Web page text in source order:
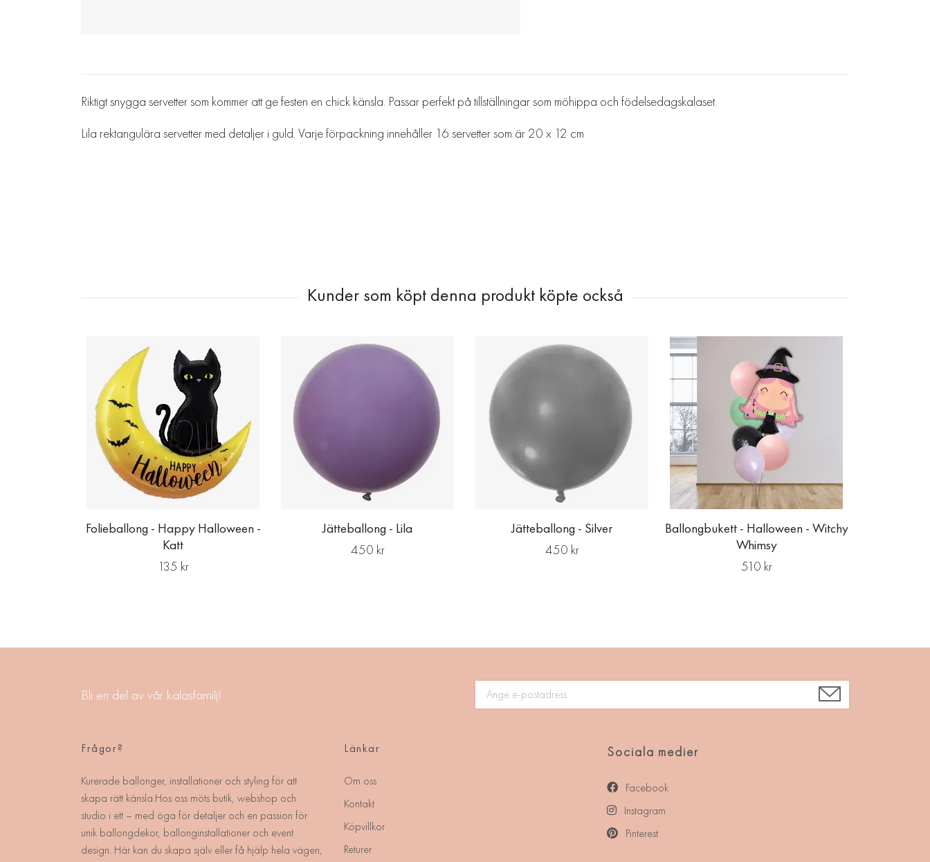
Riktigt snygga servetter som kommer att ge festen en chick känsla. Passar perfekt på tillställningar som möhippa och födelsedagskalaset.
Lila rektangulära servetter med detaljer i guld. Varje förpackning innehåller 16 servetter som är 20 x 12 cm
Folieballong - Happy Halloween -
Katt
135 kr
Jätteballong - Lila
450 kr
Jätteballong - Silver
450 kr
Ballongbukett - Halloween - Witchy
Whimsy
510 kr
Bli en del av vår kalasfamilj!
Frågor?
Kurerade ballonger, installationer och styling för att
skapa rätt känsla.Hos oss möts butik, webshop och
studio i ett – med öga för detaljer och en passion för
unik ballongdekor, ballonginstallationer och event
design. Här kan du skapa själv eller få hjälp hela vägen,
Länkar
Om oss
Kontakt
Köpvillkor
Returer
Sociala medier
Facebook
Instagram
Pinterest